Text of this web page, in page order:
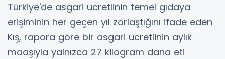
Türkiye'de asgari ücretlinin temel gıdaya
erişiminin her geçen yıl zorlaştığını ifade eden
Kış, rapora göre bir asgari ücretlinin aylık
maaşıyla yalnızca 27 kilogram dana eti